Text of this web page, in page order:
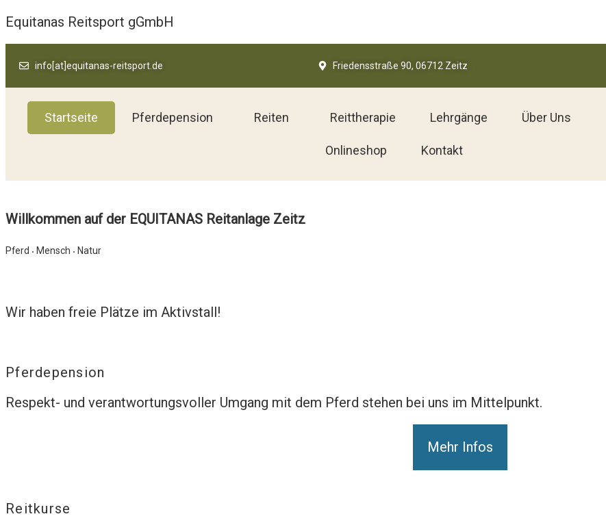
Equitanas Reitsport gGmbH
info[at]equitanas-reitsport.de Friedensstraße 90, 06712 Zeitz
Startseite Pferdepension Reiten Reittherapie Lehrgänge Über Uns
Onlineshop Kontakt
Willkommen auf der EQUITANAS Reitanlage Zeitz
Pferd • Mensch • Natur
Wir haben freie Plätze im Aktivstall!
Pferdepension
Respekt- und verantwortungsvoller Umgang mit dem Pferd stehen bei uns im Mittelpunkt.
Mehr Infos
Reitkurse